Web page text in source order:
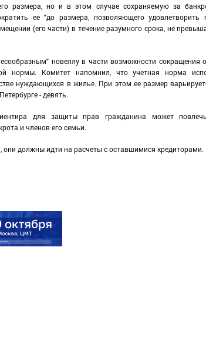
размера, но и в этом случае сохраняемую за
ее "до размера, позволяющего удовлетворить
(его части) в течение разумного срока, не
новеллу в части возможности сокращения
нормы. Комитет напомнил, что учетная норма
нуждающихся в жилье. При этом ее размер
- девять.
для защиты прав гражданина может
и членов его семьи.
они должны идти на расчеты с оставшимися кредиторами.